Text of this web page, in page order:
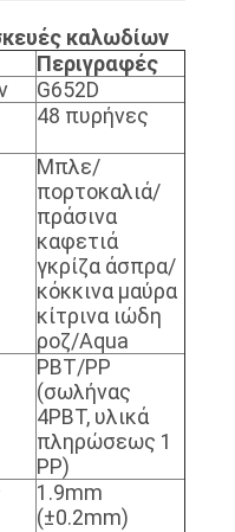
καλωδίων
Περιγραφές
G652D
48 πυρήνες
Μπλε/
πορτοκαλιά/
πράσινα
καφετιά
γκρίζα άσπρα/
κόκκινα μαύρα
κίτρινα ιώδη
ροζ/Aqua
PBT/PP
(σωλήνας
4PBT, υλικά
πληρώσεως 1
PP)
1.9mm
(±0.2mm)